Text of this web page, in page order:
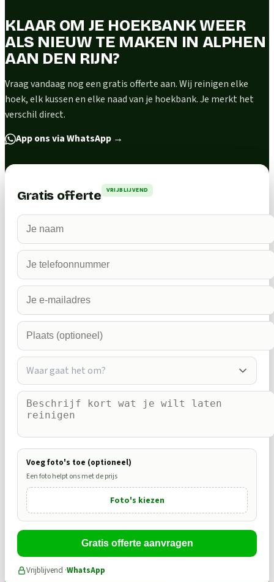
KLAAR OM JE HOEKBANK WEER
ALS NIEUW TE MAKEN IN ALPHEN
AAN DEN RIJN?
Vraag vandaag nog een gratis offerte aan. Wij reinigen elke
hoek, elk kussen en elke naad van je hoekbank. Je merkt het
verschil direct.
App ons via WhatsApp →
Gratis offerte VRIJBLIJVEND
Waar gaat het om?
Voeg foto's toe (optioneel)
Een foto helpt ons met de prijs
Foto's kiezen
Gratis offerte aanvragen
Vrijblijvend ·WhatsApp